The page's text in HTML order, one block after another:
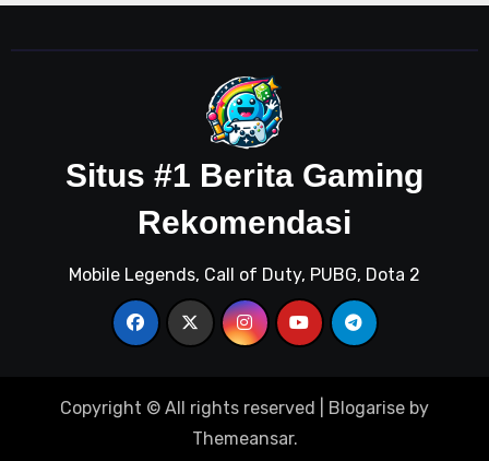
Situs #1 Berita Gaming
Rekomendasi
Mobile Legends, Call of Duty, PUBG, Dota 2
Copyright © All rights reserved Blogarise by
Themeansar.